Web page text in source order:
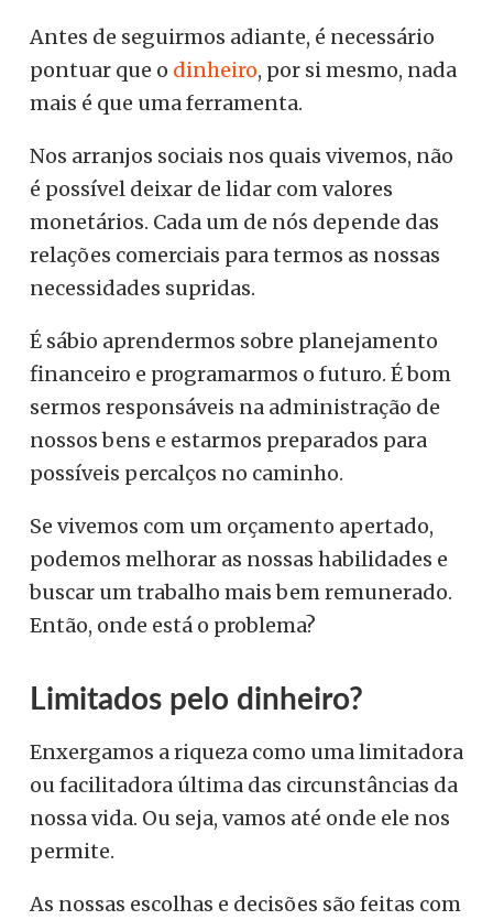
Antes de seguirmos adiante, é necessário
pontuar que o dinheiro, por si mesmo, nada
mais é que uma ferramenta.
Nos arranjos sociais nos quais vivemos, não
é possível deixar de lidar com valores
monetários. Cada um de nós depende das
relações comerciais para termos as nossas
necessidades supridas.
É sábio aprendermos sobre planejamento
financeiro e programarmos o futuro. É bom
sermos responsáveis na administração de
nossos bens e estarmos preparados para
possíveis percalços no caminho.
Se vivemos com um orçamento apertado,
podemos melhorar as nossas habilidades e
buscar um trabalho mais bem remunerado.
Então, onde está o problema?
Limitados pelo dinheiro?
Enxergamos a riqueza como uma limitadora
ou facilitadora última das circunstâncias da
nossa vida. Ou seja, vamos até onde ele nos
permite.
As nossas escolhas e decisões são feitas com